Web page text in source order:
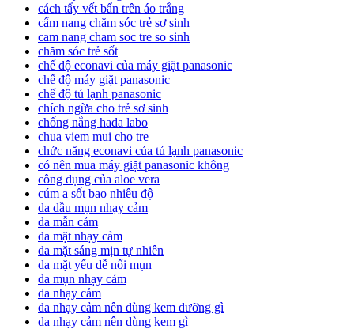
cách tẩy vết bẩn trên áo trắng
cẩm nang chăm sóc trẻ sơ sinh
cam nang cham soc tre so sinh
chăm sóc trẻ sốt
chế độ econavi của máy giặt panasonic
chế độ máy giặt panasonic
chế độ tủ lạnh panasonic
chích ngừa cho trẻ sơ sinh
chống nắng hada labo
chua viem mui cho tre
chức năng econavi của tủ lạnh panasonic
có nên mua máy giặt panasonic không
công dụng của aloe vera
cúm a sốt bao nhiêu độ
da dầu mụn nhạy cảm
da mẫn cảm
da mặt nhạy cảm
da mặt sáng mịn tự nhiên
da mặt yếu dễ nổi mụn
da mụn nhạy cảm
da nhạy cảm
da nhạy cảm nên dùng kem dưỡng gì
da nhạy cảm nên dùng kem gì